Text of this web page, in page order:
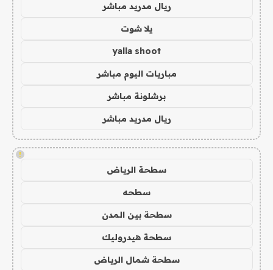
ريال مدريد مباشر
يلا شوت
yalla shoot
مباريات اليوم مباشر
برشلونة مباشر
ريال مدريد مباشر
!
سطحة الرياض
سطحه
سطحة بين المدن
سطحة هيدروليك
سطحة شمال الرياض